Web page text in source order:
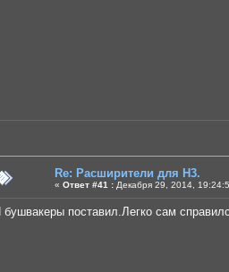
Re: Расширители для Н3.
« Ответ #41 : Декабря 29, 2014,
бушвакеры поставил.Легко сам